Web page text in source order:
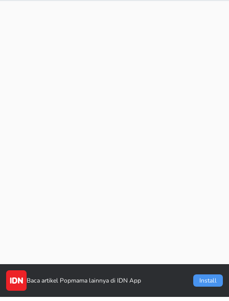
Baca artikel Popmama lainnya di IDN App Install